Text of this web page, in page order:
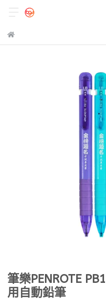
筆樂PENROTE
用自動鉛筆